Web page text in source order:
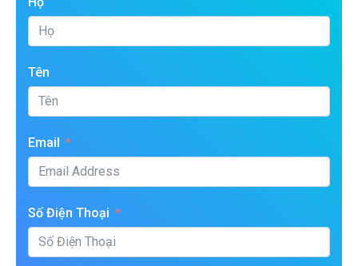
Tên
Email
Số Điện Thoại